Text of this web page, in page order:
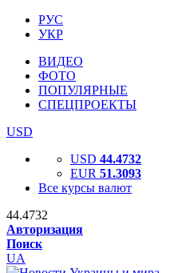
РУС
УКР
ВИДЕО
ФОТО
ПОПУЛЯРНЫЕ
СПЕЦПРОЕКТЫ
USD
USD 44.4732
EUR 51.3093
Все курсы валют
44.4732
Авторизация
Поиск
UA